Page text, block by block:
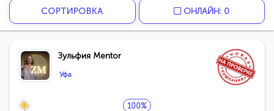
СОРТИРОВКА ОНЛАЙН: 0
Зульфия Mentor
Уфа
100%